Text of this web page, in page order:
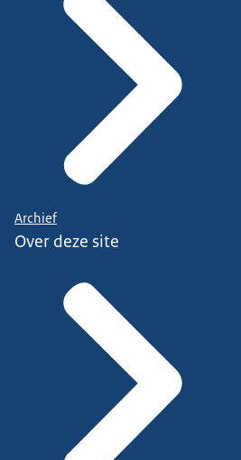
Archief
Over deze site